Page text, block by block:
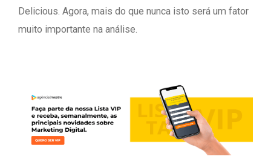
Delicious. Agora, mais do que nunca isto será um fator
muito importante na análise.